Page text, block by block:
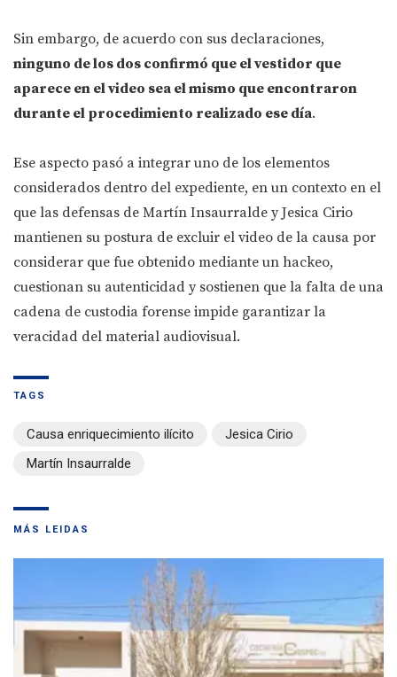
Sin embargo, de acuerdo con sus declaraciones,
ninguno de los dos confirmó que el vestidor que
aparece en el video sea el mismo que encontraron
durante el procedimiento realizado ese día.
Ese aspecto pasó a integrar uno de los elementos
considerados dentro del expediente, en un contexto en el
que las defensas de Martín Insaurralde y Jesica Cirio
mantienen su postura de excluir el video de la causa por
considerar que fue obtenido mediante un hackeo,
cuestionan su autenticidad y sostienen que la falta de una
cadena de custodia forense impide garantizar la
veracidad del material audiovisual.
TAGS
Causa enriquecimiento ilícito
Jesica Cirio
Martín Insaurralde
MÁS LEIDAS